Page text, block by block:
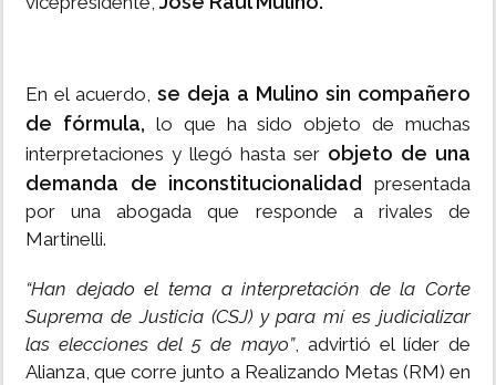
En el acuerdo, se deja a Mulino sin compañero
de fórmula, lo que ha sido objeto de muchas
interpretaciones y llegó hasta ser objeto de una
demanda de inconstitucionalidad presentada
por una abogada que responde a rivales de
Martinelli.
“Han dejado el tema a interpretación de la Corte
Suprema de Justicia (CSJ) y para mí es judicializar
las elecciones del 5 de mayo”, advirtió el líder de
Alianza, que corre junto a Realizando Metas (RM) en